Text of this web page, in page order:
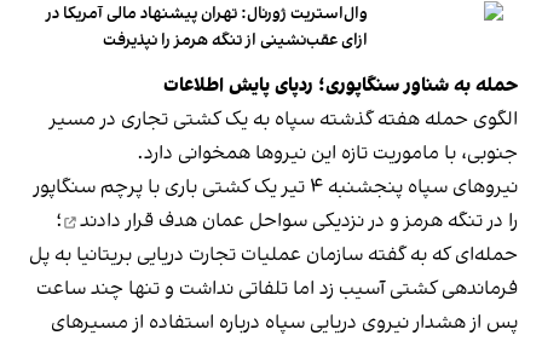
وال‌استریت ژورنال: تهران پیشنهاد مالی آمریکا در
ازای عقب‌نشینی از تنگه هرمز را نپذیرفت
حمله به شناور سنگاپوری؛ ردپای پایش اطلاعات
الگوی حمله هفته گذشته سپاه به یک کشتی تجاری در مسیر
جنوبی، با ماموریت تازه این نیروها همخوانی دارد.
نیروهای سپاه پنجشنبه ۴ تیر یک کشتی باری با پرچم سنگاپور
را در تنگه هرمز و در نزدیکی سواحل عمان هدف قرار دادند
؛
حمله‌ای که به گفته سازمان عملیات تجارت دریایی بریتانیا به پل
فرماندهی کشتی آسیب زد اما تلفاتی نداشت و تنها چند ساعت
پس از هشدار نیروی دریایی سپاه درباره استفاده از مسیرهای